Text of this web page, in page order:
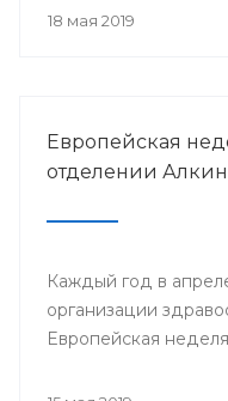
18 мая 2019
Европейская
отделении
Каждый год в
организации
Европейская